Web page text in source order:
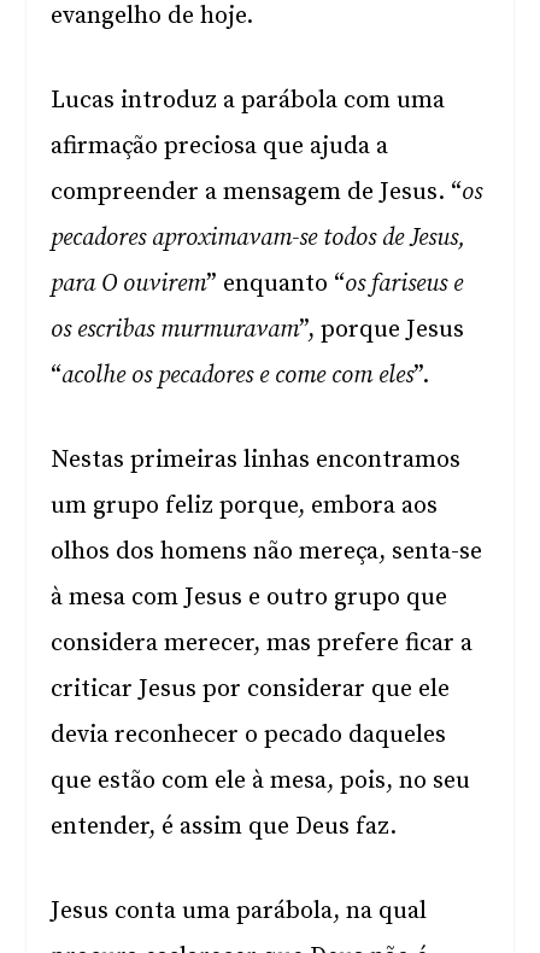
evangelho de hoje.
Lucas introduz a parábola com uma
afirmação preciosa que ajuda a
compreender a mensagem de Jesus. “os
pecadores aproximavam-se todos de Jesus,
para O ouvirem” enquanto “os fariseus e
os escribas murmuravam”, porque Jesus
“acolhe os pecadores e come com eles”.
Nestas primeiras linhas encontramos
um grupo feliz porque, embora aos
olhos dos homens não mereça, senta-se
à mesa com Jesus e outro grupo que
considera merecer, mas prefere ficar a
criticar Jesus por considerar que ele
devia reconhecer o pecado daqueles
que estão com ele à mesa, pois, no seu
entender, é assim que Deus faz.
Jesus conta uma parábola, na qual